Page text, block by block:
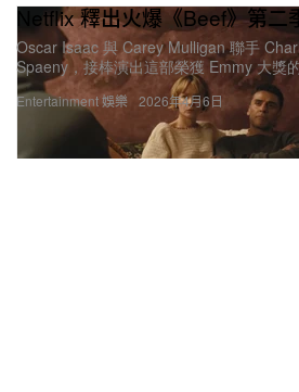
Entertainment 娛樂
Netflix 釋出火爆《Beef》第二
Oscar Isaac 與 Carey Mulligan 聯手
Spaeny，接棒演出這部榮獲 Emmy 大獎
2026年4月6日